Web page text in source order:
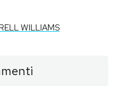
WILLIAMS